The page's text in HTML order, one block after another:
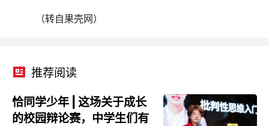
（转自果壳网）
推荐阅读
恰同学少年 | 这场关于成长
的校园辩论赛，中学生们有